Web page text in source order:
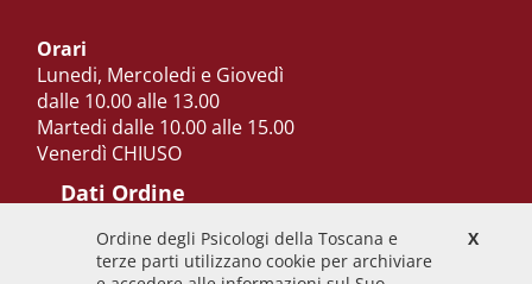
Orari
Lunedi, Mercoledi e Giovedì
dalle 10.00 alle 13.00
Martedi dalle 10.00 alle 15.00
Venerdì CHIUSO
Dati Ordine
Codice Fiscale
92009700458
X
Ordine degli Psicologi della Toscana e
terze parti utilizzano cookie per archiviare